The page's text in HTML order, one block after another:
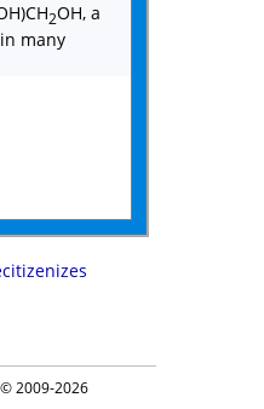
2OH, a
many
© 2009-2026